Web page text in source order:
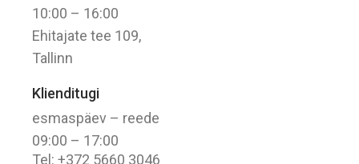
10:00 – 16:00
Ehitajate tee 109,
Tallinn
Klienditugi
esmaspäev – reede
09:00 – 17:00
Tel: +372 5660 3046